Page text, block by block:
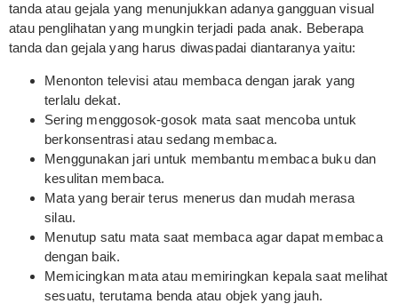
tanda atau gejala yang menunjukkan adanya gangguan visual
atau penglihatan yang mungkin terjadi pada anak. Beberapa
tanda dan gejala yang harus diwaspadai diantaranya yaitu:
Menonton televisi atau membaca dengan jarak yang
terlalu dekat.
Sering menggosok-gosok mata saat mencoba untuk
berkonsentrasi atau sedang membaca.
Menggunakan jari untuk membantu membaca buku dan
kesulitan membaca.
Mata yang berair terus menerus dan mudah merasa
silau.
Menutup satu mata saat membaca agar dapat membaca
dengan baik.
Memicingkan mata atau memiringkan kepala saat melihat
sesuatu, terutama benda atau objek yang jauh.